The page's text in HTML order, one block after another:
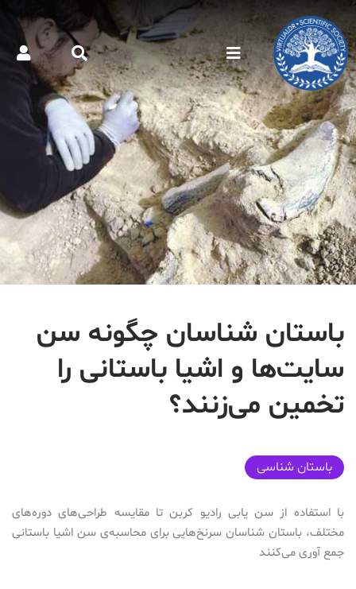
باستان شناسان چگونه سن
سایت‌ها و اشیا باستانی را
تخمین می‌زنند؟
2019-07-18T19:13:30+04:30
باستان شناسی
با استفاده از سن یابی رادیو کربن تا مقایسه طراحی‌های دوره‌‌های
مختلف، باستان شناسان سرنخ‌هایی برای محاسبه‌ی سن اشیا باستانی
جمع آوری می‌کنند